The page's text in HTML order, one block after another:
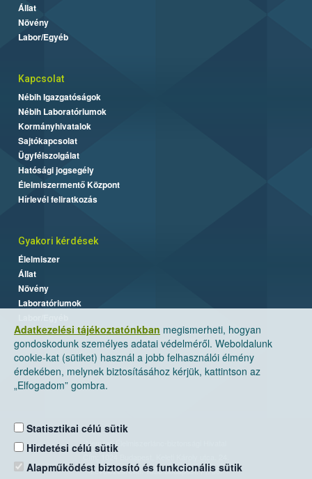
Adatkezelési tájékoztatónkban megismerheti, hogyan
gondoskodunk személyes adatai védelméről. Weboldalunk
cookie-kat (sütiket) használ a jobb felhasználói élmény
érdekében, melynek biztosításához kérjük, kattintson az
„Elfogadom” gombra.
Statisztikai célú sütik
Hirdetési célú sütik
Alapműködést biztosító és funkcionális sütik
Állat
Növény
Labor/Egyéb
Kapcsolat
Nébih Igazgatóságok
Nébih Laboratóriumok
Kormányhivatalok
Sajtókapcsolat
Ügyfélszolgálat
Hatósági jogsegély
Élelmiszermentő Központ
Hírlevél feliratkozás
Gyakori kérdések
Élelmiszer
Állat
Növény
Laboratóriumok
Nemzeti Élelmiszerlánc-biztonsági Hivatal
Levelezési cím: 1525 Budapest. Pf. 30.